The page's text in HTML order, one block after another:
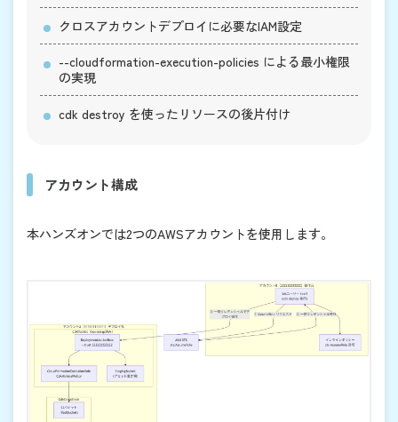
クロスアカウントデプロイに必要なIAM設定
--cloudformation-execution-policies による最小権限
の実現
cdk destroy を使ったリソースの後片付け
アカウント構成
本ハンズオンでは2つのAWSアカウントを使用します。